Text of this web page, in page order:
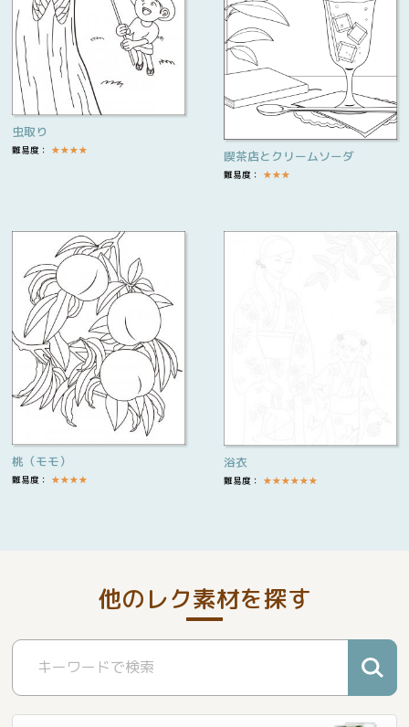
虫取り
難易度： ★★★★ 喫茶店とクリームソーダ
難易度： ★★★
桃（モモ）
難易度： ★★★★
浴衣
難易度： ★★★★★★
他のレク素材を探す